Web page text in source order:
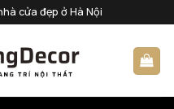
cửa đẹp ở Hà Nội